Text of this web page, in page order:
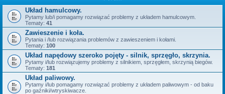
Układ hamulcowy.
Pytamy lub/i pomagamy rozwiązać problemy z układem hamulcowym.
Tematy: 41
Zawieszenie i koła.
Pytania i /lub rozwiązania problemów z zawieszeniem i kołami.
Tematy: 100
Układ napędowy szeroko pojęty - silnik, sprzęgło, skrzynia.
Pytamy i/lub rozwiązujemy problemy z silnikiem, sprzęgłem, skrzynią biegów.
Tematy: 181
Układ paliwowy.
Pytamy i/lub pomagamy rozwiązać problemy z układem paliwowym - od baku
po gaźniki/wtryskiwacze.